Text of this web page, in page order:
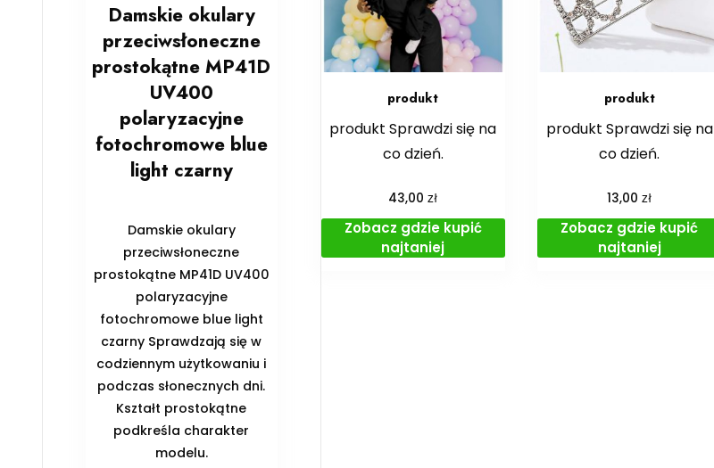
produkt
produkt Sprawdzi się na
co dzień.
43,00zł
Zobacz gdzie kupić
najtaniej
produkt
produkt Sprawdzi się na
co dzień.
13,00zł
Zobacz gdzie kupić
najtaniej
Damskie okulary
przeciwsłoneczne
prostokątne MP41D
UV400
polaryzacyjne
fotochromowe blue
light czarny
Damskie okulary
przeciwsłoneczne
prostokątne MP41D UV400
polaryzacyjne
fotochromowe blue light
czarny Sprawdzają się w
codziennym użytkowaniu i
podczas słonecznych dni.
Kształt prostokątne
podkreśla charakter
modelu.